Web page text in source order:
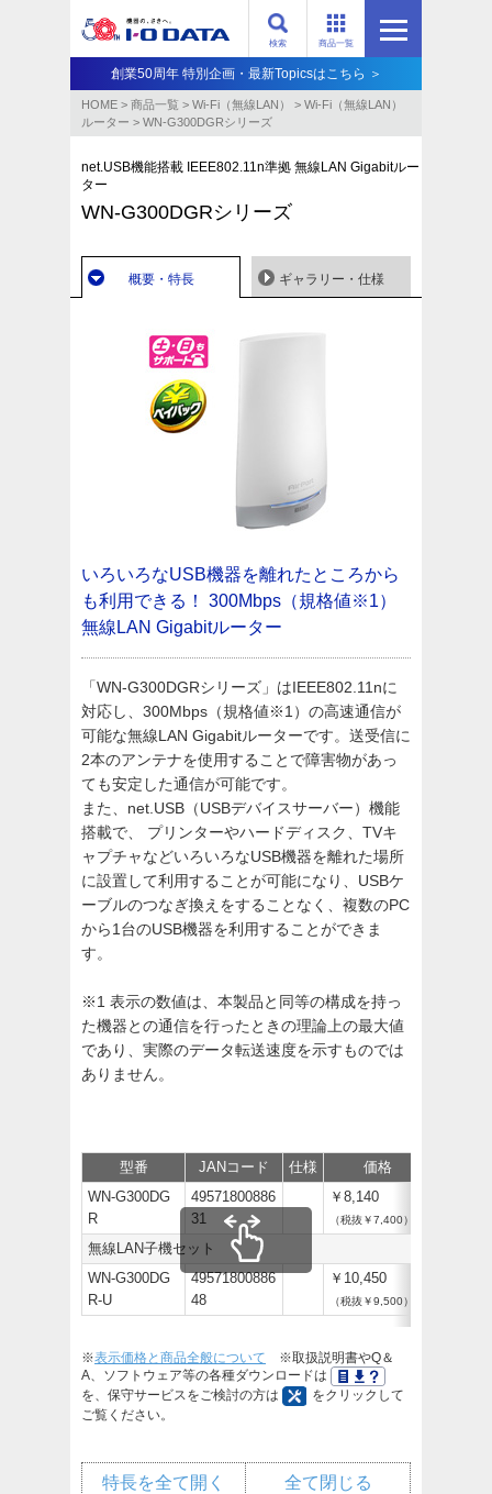
商品一覧
検索
創業50周年 特別企画・最新Topicsはこちら ＞
HOME > 商品一覧 > Wi-Fi（無線LAN） > Wi-Fi（無線LAN）
ルーター > WN-G300DGRシリーズ
net.USB機能搭載 IEEE802.11n準拠 無線LAN Gigabitルー
ター
WN-G300DGRシリーズ
概要・特長 ギャラリー・仕様
いろいろなUSB機器を離れたところから
も利用できる！
300Mbps（規格値※1）
無線LAN Gigabitルーター
「WN-G300DGRシリーズ」はIEEE802.11nに
対応し、300Mbps（規格値※1）の高速通信が
可能な無線LAN Gigabitルーターです。送受信に
2本のアンテナを使用することで障害物があっ
ても安定した通信が可能です。
また、net.USB（USBデバイスサーバー）機能
搭載で、 プリンターやハードディスク、TVキ
ャプチャなどいろいろなUSB機器を離れた場所
に設置して利用することが可能になり、USBケ
ーブルのつなぎ換えをすることなく、複数のPC
から1台のUSB機器を利用することができま
す。
※1 表示の数値は、本製品と同等の構成を持っ
た機器との通信を行ったときの理論上の最大値
であり、実際のデータ転送速度を示すものでは
ありません。
型番 JANコード 仕様 価格
WN-G300DG
R
49571800886
31
￥8,140
（税抜￥7,400）
無線LAN子機セット
WN-G300DG
R-U
49571800886
48
￥10,450
（税抜￥9,500）
※表示価格と商品全般について ※取扱説明書やQ＆
A、ソフトウェア等の各種ダウンロードは
を、保守サービスをご検討の方は
をクリックして
ご覧ください。
全て閉じる
特長を全て開く